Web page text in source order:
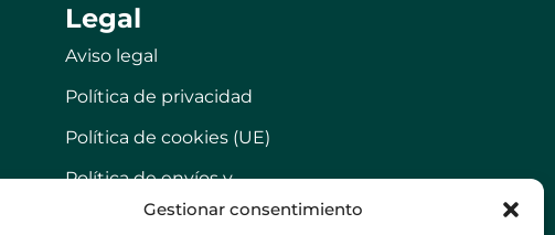
Gestionar consentimiento
Legal
Aviso legal
Política de privacidad
Política de cookies (UE)
Política de envíos y
devoluciones